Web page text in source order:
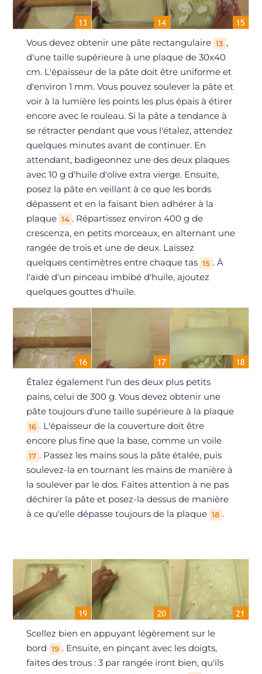
Vous devez obtenir une pâte rectangulaire 13 ,
d'une taille supérieure à une plaque de 30x40
cm. L'épaisseur de la pâte doit être uniforme et
d'environ 1 mm. Vous pouvez soulever la pâte et
voir à la lumière les points les plus épais à étirer
encore avec le rouleau. Si la pâte a tendance à
se rétracter pendant que vous l'étalez, attendez
quelques minutes avant de continuer. En
attendant, badigeonnez une des deux plaques
avec 10 g d'huile d'olive extra vierge. Ensuite,
posez la pâte en veillant à ce que les bords
dépassent et en la faisant bien adhérer à la
plaque 14 . Répartissez environ 400 g de
crescenza, en petits morceaux, en alternant une
rangée de trois et une de deux. Laissez
quelques centimètres entre chaque tas 15 . À
l'aide d'un pinceau imbibé d'huile, ajoutez
quelques gouttes d'huile.
Étalez également l'un des deux plus petits
pains, celui de 300 g. Vous devez obtenir une
pâte toujours d'une taille supérieure à la plaque
16 . L'épaisseur de la couverture doit être
encore plus fine que la base, comme un voile
17 . Passez les mains sous la pâte étalée, puis
soulevez-la en tournant les mains de manière à
la soulever par le dos. Faites attention à ne pas
déchirer la pâte et posez-la dessus de manière
à ce qu'elle dépasse toujours de la plaque 18 .
Scellez bien en appuyant légèrement sur le
bord 19 . Ensuite, en pinçant avec les doigts,
faites des trous : 3 par rangée iront bien, qu'ils